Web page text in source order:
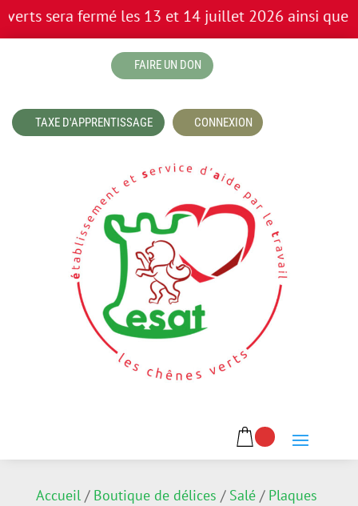
sera fermé les 13 et 14 juillet 2026 ainsi que
FAIRE UN DON
TAXE D'APPRENTISSAGE CONNEXION
Accueil/ Boutique de délices / Salé/ Plaques